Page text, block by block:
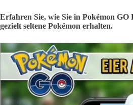
Erfahren Sie, wie Sie in Pokémon
gezielt seltene Pokémon erhalten.